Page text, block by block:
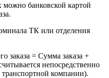
можно банковской картой
ТК или отделения
заказа = Сумма заказа +
непосредственно
компании).